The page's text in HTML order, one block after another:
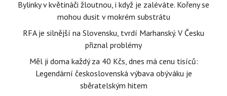
Bylinky v květináči žloutnou, i když je zaléváte. Kořeny se
mohou dusit v mokrém substrátu
RFA je silnější na Slovensku, tvrdí Marhanský. V Česku
přiznal problémy
Měl ji doma každý za 40 Kčs, dnes má cenu tisíců:
Legendární československá výbava obýváku je
sběratelským hitem